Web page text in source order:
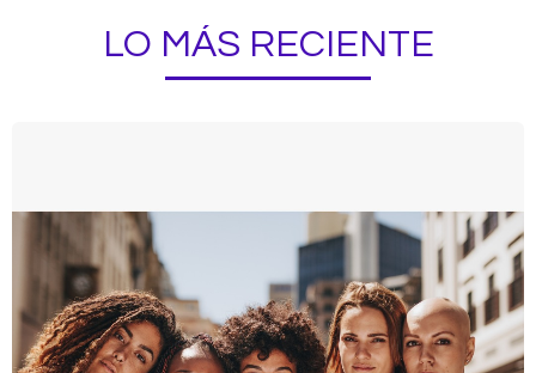
LO MÁS RECIENTE